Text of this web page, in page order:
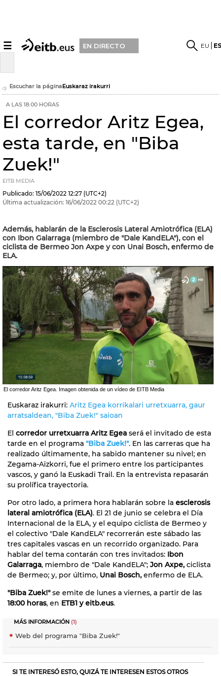
☰ EN DIRECTO EU
Escuchar la páginaEuskaraz irakurri
A LAS 18:00 HORAS
El corredor Aritz Egea,
esta tarde, en "Biba
Zuek!"
EITB MEDIA
Publicado: 15/06/2022 12:27 (UTC+2)
Última actualización: 16/06/2022 00:22 (UTC+2)
Además, hablarán de la Esclerosis Lateral Amiotrófica (ELA)
con Ibon Galarraga (miembro de "Dale KandELA"), con el
ciclista de Bermeo Jon Axpe y con Unai Bosch, enfermo de
ELA.
El corredor Aritz Egea. Imagen obtenida de un vídeo de EITB Media
Euskaraz irakurri: Aritz Egea korrikalari urretxuarra, gaur
arratsaldean, "Biba Zuek!" saioan
El corredor urretxuarra Aritz Egea será el invitado de esta
tarde en el programa "Biba Zuek!". En las carreras que ha
realizado últimamente, ha sabido mantener su nivel; en
Zegama-Aizkorri, fue el primero entre los participantes
vascos, y ganó la Euskadi Trail. En la entrevista repasarán
su prolífica trayectoria.
Por otro lado, a primera hora hablarán sobre la esclerosis
lateral amiotrófica (ELA). El 21 de junio se celebra el Día
Internacional de la ELA, y el equipo ciclista de Bermeo y
el colectivo "Dale KandELA" recorrerán este sábado las
tres capitales vascas en un recorrido organizado. Para
hablar del tema contarán con tres invitados: Ibon
Galarraga, miembro de "Dale KandELA"; Jon Axpe, ciclista
de Bermeo; y, por último, Unai Bosch, enfermo de ELA.
"Biba Zuek!"se emite de lunes a viernes, a partir de las
18:00 horas, en ETB1 y eitb.eus.
MÁS INFORMACIÓN (1)
Web del programa "Biba Zuek!"
SI TE INTERESÓ ESTO, QUIZÁ TE INTERESEN ESTOS OTROS